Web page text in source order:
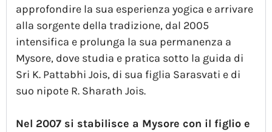
approfondire la sua esperienza yogica e arrivare
alla sorgente della tradizione, dal 2005
intensifica e prolunga la sua permanenza a
Mysore, dove studia e pratica sotto la guida di
Sri K. Pattabhi Jois, di sua figlia Sarasvati e di
suo nipote R. Sharath Jois.
Nel 2007 si stabilisce a Mysore con il figlio e